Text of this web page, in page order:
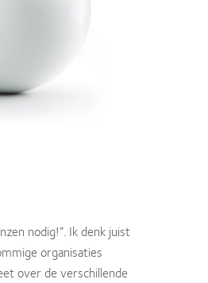
nodig!”. Ik denk juist
organisaties
over de verschillende